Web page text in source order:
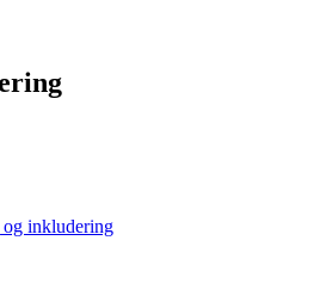
inkludering